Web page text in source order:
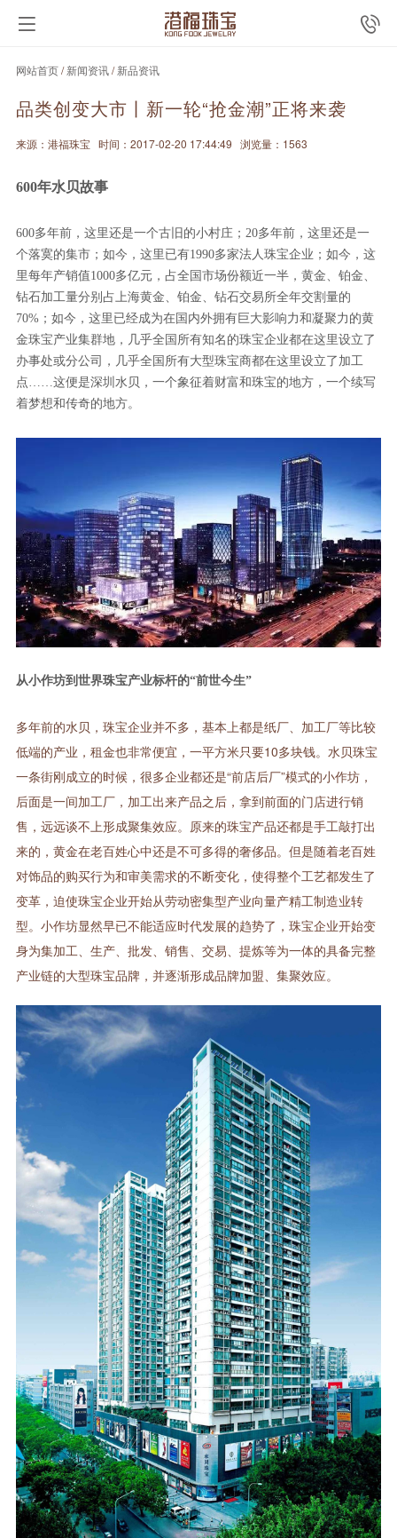
网站首页/新闻资讯/新品资讯
品类创变大市丨新一轮“抢金潮”正将来袭
来源：港福珠宝 时间：2017-02-20 17:44:49 浏览量：1563
600年水贝故事
600多年前，这里还是一个古旧的小村庄；20多年前，这里还是一
个落寞的集市；如今，这里已有1990多家法人珠宝企业；如今，这
里每年产销值1000多亿元，占全国市场份额近一半，黄金、铂金、
钻石加工量分别占上海黄金、铂金、钻石交易所全年交割量的
70%；如今，这里已经成为在国内外拥有巨大影响力和凝聚力的黄
金珠宝产业集群地，几乎全国所有知名的珠宝企业都在这里设立了
办事处或分公司，几乎全国所有大型珠宝商都在这里设立了加工
点……这便是深圳水贝，一个象征着财富和珠宝的地方，一个续写
着梦想和传奇的地方。
从小作坊到世界珠宝产业标杆的“前世今生”
多年前的水贝，珠宝企业并不多，基本上都是纸厂、加工厂等比较
低端的产业，租金也非常便宜，一平方米只要10多块钱。水贝珠宝
一条街刚成立的时候，很多企业都还是“前店后厂”模式的小作坊，
后面是一间加工厂，加工出来产品之后，拿到前面的门店进行销
售，远远谈不上形成聚集效应。 原来的珠宝产品还都是手工敲打出
来的，黄金在老百姓心中还是不可多得的奢侈品。但是随着老百姓
对饰品的购买行为和审美需求的不断变化，使得整个工艺都发生了
变革，迫使珠宝企业开始从劳动密集型产业向量产精工制造业转
型。小作坊显然早已不能适应时代发展的趋势了，珠宝企业开始变
身为集加工、生产、批发、销售、交易、提炼等为一体的具备完整
产业链的大型珠宝品牌，并逐渐形成品牌加盟、集聚效应。